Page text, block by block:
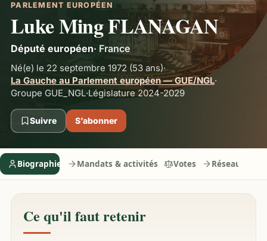
PARLEMENT EUROPÉEN
Luke Ming FLANAGAN
Député européen· France
Né(e) le 22 septembre 1972 (53 ans)·
La Gauche au Parlement européen — GUE/NGL·
Groupe GUE_NGL·Législature 2024-2029
Suivre S’abonner
Biographie Mandats & activités Votes Réseaux
Ce qu'il faut retenir